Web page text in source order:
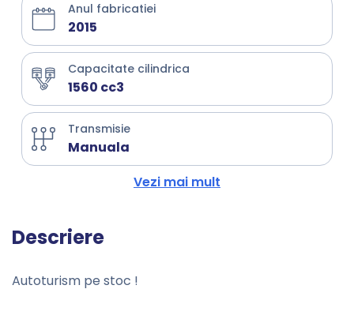
Anul fabricatiei
2015
Capacitate cilindrica
1560 cc3
Transmisie
Manuala
Vezi mai mult
Descriere
Autoturism pe stoc !